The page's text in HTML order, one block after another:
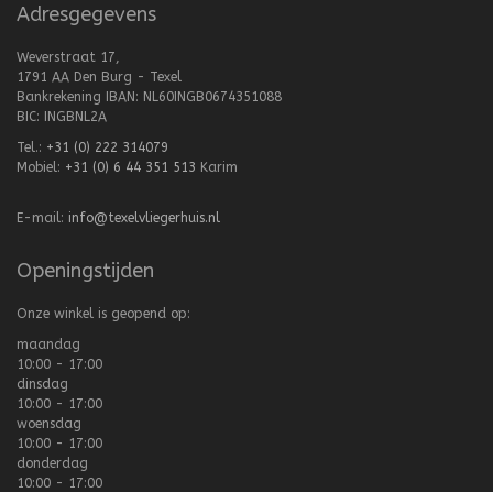
Adresgegevens
Weverstraat 17,
1791 AA Den Burg - Texel
Bankrekening IBAN: NL60INGB0674351088
BIC: INGBNL2A
Tel.: +31 (0) 222 314079
Mobiel: +31 (0) 6 44 351 513 Karim
E-mail: info@texelvliegerhuis.nl
Openingstijden
Onze winkel is geopend op:
maandag
10:00 - 17:00
dinsdag
10:00 - 17:00
woensdag
10:00 - 17:00
donderdag
10:00 - 17:00